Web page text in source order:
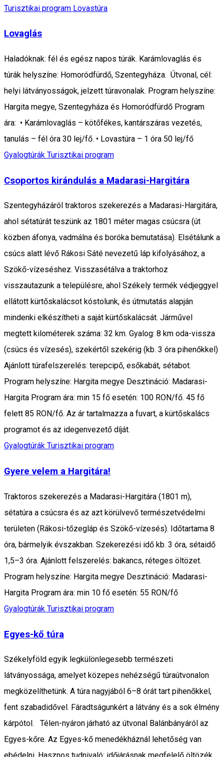
Turisztikai program Lovastúra
Lovaglás
Haladóknak: fél és egész napos túrák. Karámlovaglás és
túrák helyszíne: Homoródfürdő, Szentegyháza. Útvonal, cél:
helyi látványosságok, jelzett túravonalak. Program helyszíne:
Hargita megye, Szentegyháza és Homoródfürdő Program
ára: • Karámlovaglás – kötőfékes, kantárszáras vezetés,
tanulás – fél óra 30 lej/fő. • Lovastúra – 1 óra 50 lej/fő
Gyalogtúrák Turisztikai program
Csoportos kirándulás a Madarasi-Hargitára
Szentegyházáról traktoros szekerezés a Madarasi-Hargitára,
ahol sétatúrát teszünk az 1801 méter magas csúcsra (út
közben áfonya, vadmálna és boróka bemutatása). Elsétálunk a
csúcs alatt lévő Rákosi Sáté nevezetű láp kifolyásához, a
Szökő-vízeséshez. Visszasétálva a traktorhoz
visszautazunk a településre, ahol Székely termék védjeggyel
ellátott kürtőskalácsot kóstolunk, és útmutatás alapján
mindenki elkészítheti a saját kürtőskalácsát. Járművel
megtett kilométerek száma: 32 km. Gyalog: 8 km oda-vissza
(csúcs és vízesés), szekértől szekérig (kb. 3 óra pihenőkkel)
Ajánlott túrafelszerelés: terepcipő, esőkabát, sétabot.
Program helyszíne: Hargita megye Desztináció: Madarasi-
Hargita Program ára: min 15 fő esetén: 100 RON/fő. 45 fő
felett 85 RON/fő. Az ár tartalmazza a fuvart, a kürtőskalács
programot és az idegenvezető díját.
Gyalogtúrák Turisztikai program
Gyere velem a Hargitára!
Traktoros szekerezés a Madarasi-Hargitára (1801 m),
sétatúra a csúcsra és az azt körülvevő természetvédelmi
területen (Rákosi-tőzegláp és Szökő-vízesés). Időtartama 8
óra, bármelyik évszakban. Szekerezési idő kb. 3 óra, sétaidő
1,5–3 óra. Ajánlott felszerelés: bakancs, réteges öltözet.
Program helyszíne: Hargita megye Desztináció: Madarasi-
Hargita Program ára: min 10 fő esetén: 55 RON/fő
Gyalogtúrák Turisztikai program
Egyes-kő túra
Székelyföld egyik legkülönlegesebb természeti
látványossága, amelyet közepes nehézségű túraútvonalon
megközelíthetünk. A túra nagyjából 6–8 órát tart pihenőkkel,
fent szabadidővel. Fáradtságunkért a látvány és a sok élmény
kárpótol. Télen-nyáron járható az útvonal Balánbányáról az
Egyes-kőre. Az Egyes-kő menedékháznál lehetőség van